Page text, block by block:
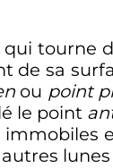
qui tourne
de sa
ou point
le point
immobiles